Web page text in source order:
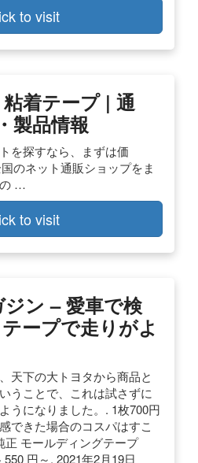
to visit
着テープ | 通
製品情報
を探すなら、まずは価
のネット通販ショップをま
の …
to visit
ン – 愛車で検
ープで走りがよ
天下の大トヨタから商品と
うことで、これは試さずに
うになりました。. 1枚700円
できた場合のコスパはすこ
モールディングテープ
円～. 2021年2月19日